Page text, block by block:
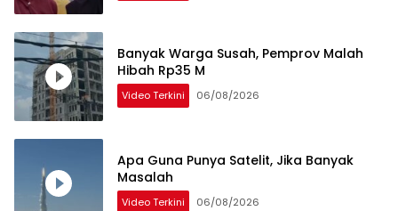
Banyak Warga Susah, Pemprov Malah
Hibah Rp35 M
Video Terkini 06/08/2026
Apa Guna Punya Satelit, Jika Banyak
Masalah
Video Terkini 06/08/2026